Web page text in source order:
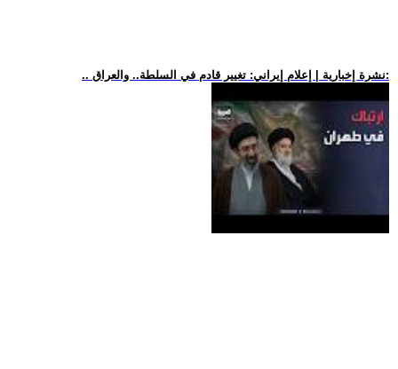
.. نشرة إخبارية | إعلام إيراني: تغيير قادم في السلطة.. والعراق: